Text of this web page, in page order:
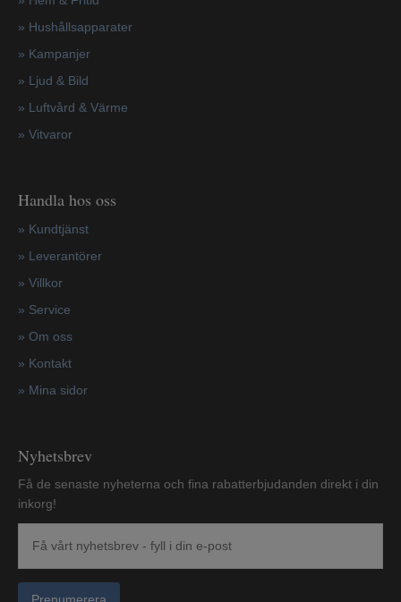
» Hushållsapparater
» Kampanjer
» Ljud & Bild
» Luftvård & Värme
» Vitvaror
Handla hos oss
» Kundtjänst
» Leverantörer
» Villkor
» Service
» Om oss
» Kontakt
» Mina sidor
Nyhetsbrev
Få de senaste nyheterna och fina rabatterbjudanden direkt i din
inkorg!